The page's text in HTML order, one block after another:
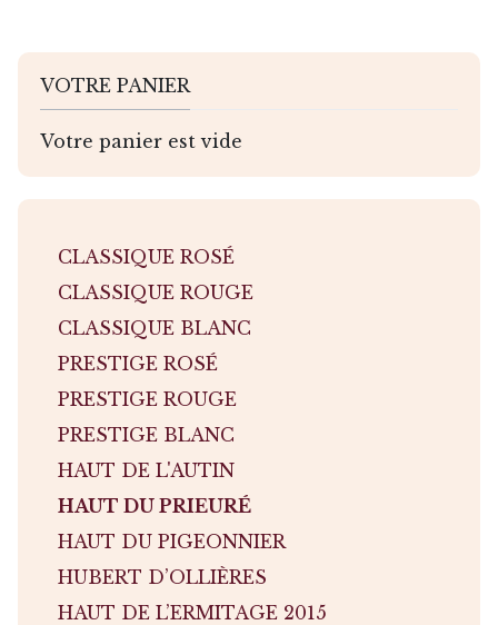
VOTRE PANIER
Votre panier est vide
CLASSIQUE ROSÉ
CLASSIQUE ROUGE
CLASSIQUE BLANC
PRESTIGE ROSÉ
PRESTIGE ROUGE
PRESTIGE BLANC
HAUT DE L'AUTIN
HAUT DU PRIEURÉ
HAUT DU PIGEONNIER
HUBERT D’OLLIÈRES
HAUT DE L’ERMITAGE 2015